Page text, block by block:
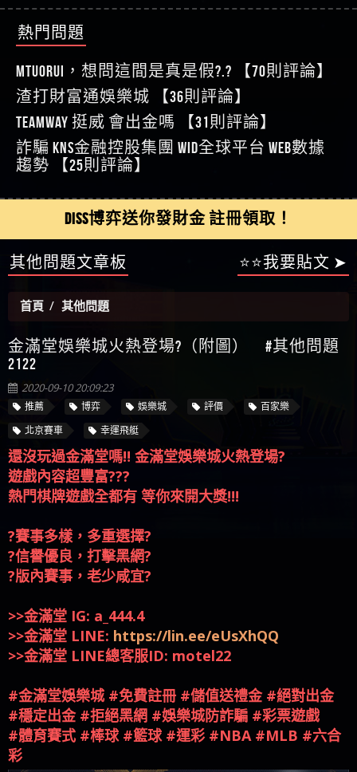
力智投資是詐騙嗎 南部老翁還在癡迷力智投資高
回報獲利 請不要在匯款
zg369】天盛商行詐騙 天盛商行是不是詐騙 天盛商
行是真的嗎 天盛商行是詐騙嗎 被天盛商行詐騙一
招教你拿回
【其他問題】 受害者援助賴【zg369】退休老翁被
大戶e點靈詐騙痛不欲生 大戶e點靈是真的嗎 大戶e
點靈是不是詐騙 大戶e點靈是詐騙嗎 大戶e點靈無
法出金 （大戶e點靈）教你如何規避詐騙陷阱
【其他問題】 弘記投資詐騙持續收割國人中【免
費討回資金賴zg369】弘記投資是詐騙嗎 弘記投資
是不是詐騙 弘記投資是真的嗎 被弘記投資詐騙的
錢怎麼辦 本文教你如何拿回被騙資金
【其他問題】 被騙追回賴【zg369】KnTop利用新型
詐騙手法欺詐群眾 KnTop是真的嗎 KnTop是不是詐騙
KnTop是詐騙嗎 【KnTop】KnTop無法出金 被KnTop詐騙
的錢一招拿回
【其他問題】機台運算專案詐騙持續收割國人中
【免費討回資金賴zg369】機台運算專案是詐騙嗎
機台運算專案是不是詐騙 機台運算專案是真的嗎
被機台運算專案詐騙的錢怎麼辦 本文教你如何拿
回被騙資金
【其他問題】 Hoyabit詐騙持續收割國人中【免費
討回資金賴zg369】Hoyabit是詐騙嗎 Hoyabit是不是詐
騙 Hoyabit是真的嗎 被HoyabitHoyabit詐騙的錢怎麼辦
本文教你如何拿回被騙資金
【其他問題】KS.M多元化行銷詐騙持續收割國人
中【免費討回資金賴zg369】KS.M多元化行銷是詐
騙嗎 KS.M多元化行銷是不是詐騙 KS.M多元化行銷是
真的嗎 被KS.M多元化行銷詐騙的錢怎麼辦 本文教
【其他問題】免費追回賴「zg369」深度解析野原
家 Family & Love如何詐騙 野原家 Family & Love是不是詐
騙 野原家 Family & Love是真的嗎 野原家 Family & Love是
【其他問題】元盈橋詐騙持續收割國人中【免費
討回資金賴zg369】元盈橋是詐騙嗎 元盈橋是不是
本文教你如何拿回被騙資金
【其他問題】被騙追回賴【zg369】M.L.Edge利用新
是詐騙 M.L.Edge是詐騙嗎 【M.L.Edge】M.L.Edge無法出
金 被M.L.Edge詐騙的錢一招拿回
費討回資金賴zg369】Robinhood是詐騙嗎 Robinhood是
不是詐騙 Robinhood是真的嗎 被Robinhood詐騙的錢怎
麼辦 本文教你如何拿回被騙資金
【其他問題】FLTO詐騙持續收割國人中【免費討回
資金賴zg369】FLTO是詐騙嗎 FLTO是不是詐騙 FLTO是
真的嗎 被FLTO詐騙的錢怎麼辦 本文教你如何拿回
被騙資金
【其他問題】 遇詐騙求救賴【zg369】八旬老翁被
ALYWS詐騙家破人亡 ALYWS是真的嗎 ALYWS是不是詐騙
ALYWS是詐騙嗎 （ALYWS）無法出金 請小心群組暗椿
【其他問題】 一招教你揭秘新型詐騙手法 （受害
者免費援助賴zg369）當當詐騙 當當是不是詐騙 當
當是真的嗎 當當是詐騙嗎 六旬老婦深信當當高獲
利回報被騙的家破人亡
回答
【王亞廷】LINE:kK605638
【王亞廷】#免費手遊#錢龍皇ONLINE#http
【傑】真的
【蔡如軒】黑網一個呵呵
【Wei】讚
【沈樂慧】又是九州??爛死了黑網不要玩
【林伊依】爛死了拉贏錢直接鎖帳號可以去吃屎
【陳靜茹】推薦小畢，我也是小畢的會員～～
【AVA娛樂城】還會自己做假對話來毀謗欸哈哈哈
【陳順堪】黑網不出金
【黃伊珊】不推薦爛公司
【陳順堪】星匯娛樂城出金幾次後贏錢就不給出
金
【陳順堪】黑網出金幾次後贏了就不出金出
【玩運彩】
【蘇俊曄】所以會出金嗎現在也是一樣的狀況
【侯依揚】廢物喔
熱門問題
MTUORUi，想問這間是真是假?.? 【70則評論】
渣打財富通娛樂城 【36則評論】
TEAMWAY 挺威 會出金嗎 【31則評論】
詐騙 kns金融控股集團 WID全球平台 WEB數據
趨勢 【25則評論】
DISS博弈送你發財金 註冊領取！
其他問題文章板 ⭐⭐我要貼文 ➤
首頁 其他問題
金滿堂娛樂城火熱登場?（附圖） #其他問題
2122
2020-09-10 20:09:23
推薦 博弈 娛樂城 評價
百家樂
北京賽車
幸運飛艇
還沒玩過金滿堂嗎‼️ 金滿堂娛樂城火熱登場?
遊戲內容超豐富???
熱門棋牌遊戲全都有 等你來開大獎!!!
?賽事多樣，多重選擇?
?信譽優良，打擊黑網?
?版內賽事，老少咸宜?
>>金滿堂 IG: a_444.4
>>金滿堂 LINE: https://lin.ee/eUsXhQQ
>>金滿堂 LINE總客服ID: motel22
#金滿堂娛樂城 #免費註冊 #儲值送禮金 #絕對出金
#穩定出金 #拒絕黑網 #娛樂城防詐騙 #彩票遊戲
#體育賽式 #棒球 #籃球 #運彩 #NBA #MLB #六合
彩